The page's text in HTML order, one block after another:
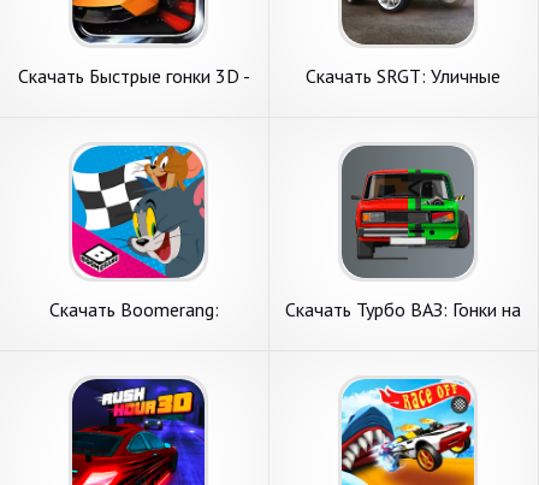
Скачать Быстрые гонки 3D -
Андроид
Скачать SRGT: Уличные
на Андроид
Скачать Boomerang:
Андроид
Скачать Турбо ВАЗ: Гонки на